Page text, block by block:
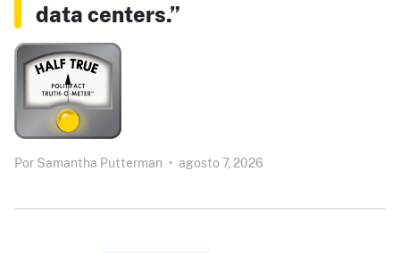
data centers.”
Por Samantha Putterman • agosto 7, 2026